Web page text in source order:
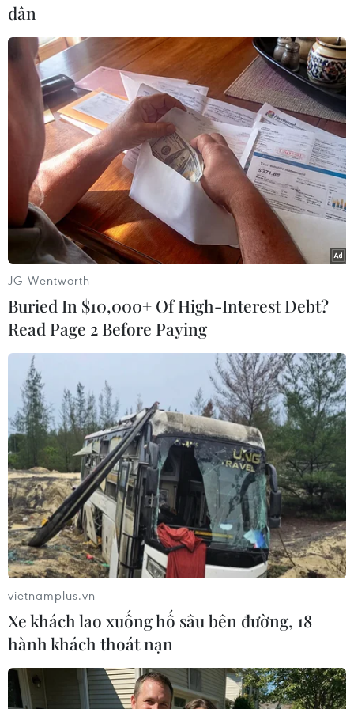
#Vietnam Airlines
#tiếp viên Vietnam Airlines
#tiếp viên Vietnam Airlines mang chất cấm
#tạm giữ tiếp viên Vietnam Airlines
Tp. Hồ Chí Minh
Pháp
Theo dõi VietnamPlus
TIN LIÊN QUAN
dân
JG Wentworth
Buried In $10,000+ Of High-Interest Debt?
Read Page 2 Before Paying
vietnamplus.vn
Xe khách lao xuống hố sâu bên đường, 18
hành khách thoát nạn